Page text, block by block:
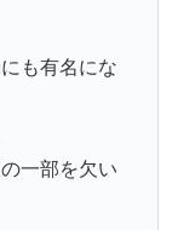
も有名にな
一部を欠い